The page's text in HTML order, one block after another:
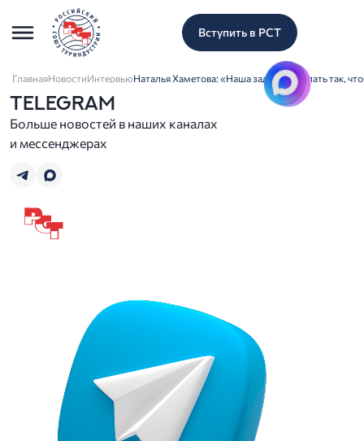
Вступить в РСТ
ГлавнаяНовостиИнтервьюНаталья Хаметова: «Наша задача – сделать так,
TELEGRAM
Больше новостей в наших каналах
и мессенджерах